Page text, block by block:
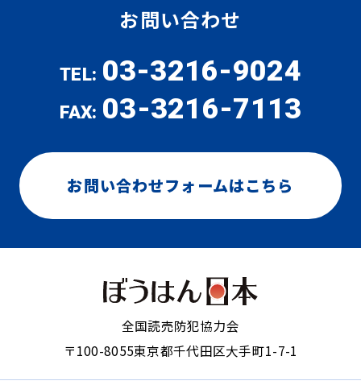
お問い合わせ
TEL: 03-3216-9024
FAX: 03-3216-7113
お問い合わせフォームはこちら
全国読売防犯協力会
〒100-8055東京都千代田区大手町1-7-1